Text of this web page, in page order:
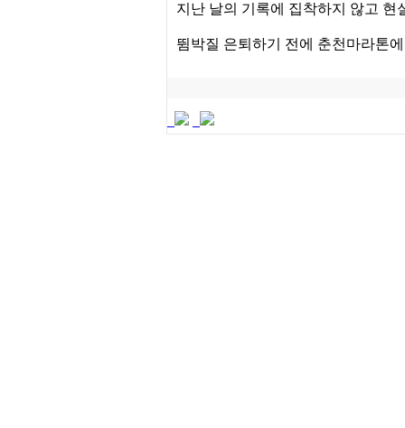
지난 날의 기록에 집착하지 않고
뜀박질 은퇴하기 전에 춘천마라톤